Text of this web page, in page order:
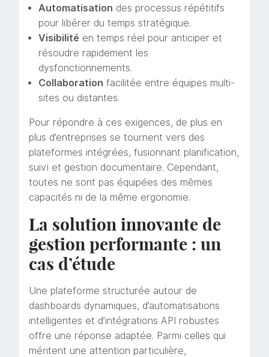
Automatisation des processus répétitifs
pour libérer du temps stratégique.
Visibilité en temps réel pour anticiper et
résoudre rapidement les
dysfonctionnements.
Collaboration facilitée entre équipes multi-
sites ou distantes.
Pour répondre à ces exigences, de plus en
plus d’entreprises se tournent vers des
plateformes intégrées, fusionnant planification,
suivi et gestion documentaire. Cependant,
toutes ne sont pas équipées des mêmes
capacités ni de la même ergonomie.
La solution innovante de
gestion performante : un
cas d’étude
Une plateforme structurée autour de
dashboards dynamiques, d’automatisations
intelligentes et d’intégrations API robustes
offre une réponse adaptée. Parmi celles qui
méritent une attention particulière,